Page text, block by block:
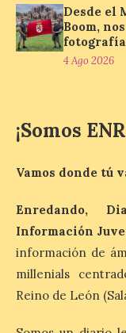
6 Ago 2026
Al
Antigüedad
viajes, que se
Patrimonio
cancela la
fuentes de
la escasez
6 Ago 2026
Desde el
Boom,
4 Ago 2026
¡Somos
Vamos donde tú
Enredando,
Información
información de
millenials
Reino de León